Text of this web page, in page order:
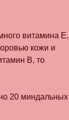
витамина Е,
кожи и
В, то
20 миндальных